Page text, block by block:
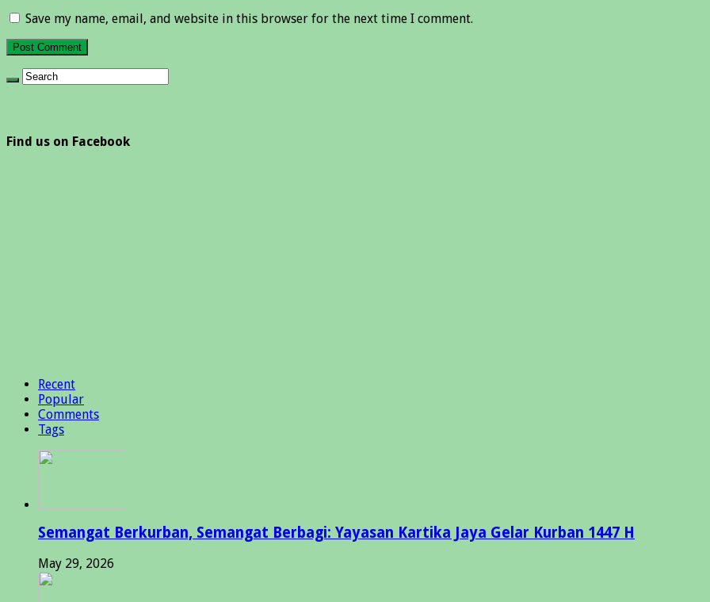
Save my name, email, and website in this browser for the next time I comment.
Find us on Facebook
Recent
Popular
Comments
Tags
Semangat Berkurban, Semangat Berbagi: Yayasan Kartika Jaya Gelar Kurban 1447 H
May 29, 2026